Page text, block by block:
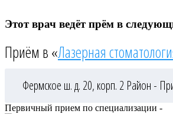
Этот врач ведёт прём в
Приём в «Лазерная
Фермское ш. д. 20, корп. 2 Район -
Первичный прием по специализации -